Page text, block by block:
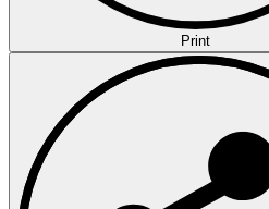
Print